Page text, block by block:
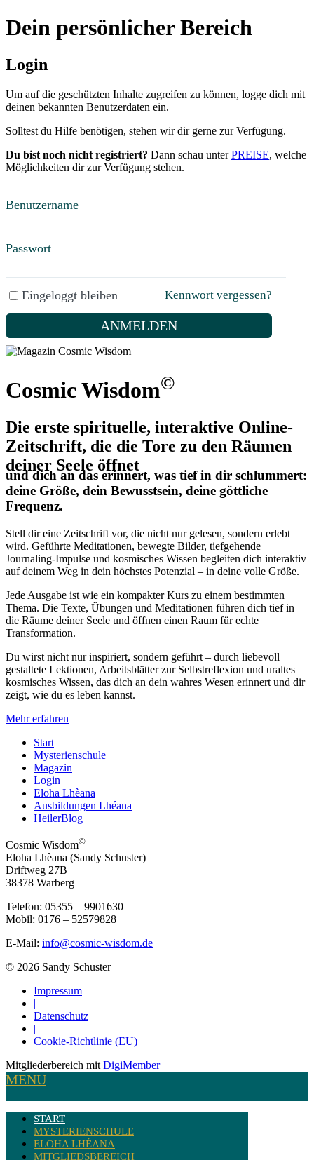
Dein persönlicher Bereich
Login
Um auf die geschützten Inhalte zugreifen zu können, logge dich mit
deinen bekannten Benutzerdaten ein.
Solltest du Hilfe benötigen, stehen wir dir gerne zur Verfügung.
Du bist noch nicht registriert? Dann schau unterPREISE, welche
Möglichkeiten dir zur Verfügung stehen.
Benutzername
Passwort
Eingeloggt bleiben Kennwort vergessen?
ANMELDEN
Cosmic Wisdom©
Die erste spirituelle, interaktive Online-
Zeitschrift, die die Tore zu den Räumen
deiner Seele öffnet
und dich an das erinnert, was tief in dir schlummert:
deine Größe, dein Bewusstsein, deine göttliche
Frequenz.
Stell dir eine Zeitschrift vor, die nicht nur gelesen, sondern erlebt
wird. Geführte Meditationen, bewegte Bilder, tiefgehende
Journaling-Impulse und kosmisches Wissen begleiten dich interaktiv
auf deinem Weg in dein höchstes Potenzial – in deine volle Größe.
Jede Ausgabe ist wie ein kompakter Kurs zu einem bestimmten
Thema. Die Texte, Übungen und Meditationen führen dich tief in
die Räume deiner Seele und öffnen einen Raum für echte
Transformation.
Du wirst nicht nur inspiriert, sondern geführt – durch liebevoll
gestaltete Lektionen, Arbeitsblätter zur Selbstreflexion und uraltes
kosmisches Wissen, das dich an dein wahres Wesen erinnert und dir
zeigt, wie du es leben kannst.
Mehr erfahren
Start
Mysterienschule
Magazin
Login
Eloha Lhèana
Ausbildungen Lhéana
HeilerBlog
Cosmic Wisdom©
Eloha Lhèana (Sandy Schuster)
Driftweg 27B
38378 Warberg
Telefon: 05355 – 9901630
Mobil: 0176 – 52579828
E-Mail: info@cosmic-wisdom.de
© 2026 Sandy Schuster
Impressum
|
Datenschutz
|
Cookie-Richtlinie (EU)
Mitgliederbereich mit DigiMember
MENU
START
MYSTERIENSCHULE
ELOHA LHÉANA
MITGLIEDSBEREICH